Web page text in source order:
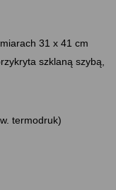
31 x 41 cm
szklaną szybą,
termodruk)